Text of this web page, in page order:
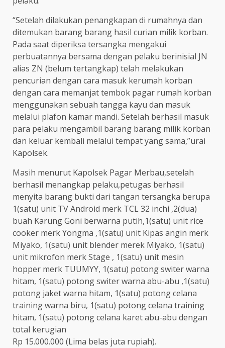
“Setelah dilakukan penangkapan di rumahnya dan
ditemukan barang barang hasil curian milik korban.
Pada saat diperiksa tersangka mengakui
perbuatannya bersama dengan pelaku berinisial JN
alias ZN (belum tertangkap) telah melakukan
pencurian dengan cara masuk kerumah korban
dengan cara memanjat tembok pagar rumah korban
menggunakan sebuah tangga kayu dan masuk
melalui plafon kamar mandi. Setelah berhasil masuk
para pelaku mengambil barang barang milik korban
dan keluar kembali melalui tempat yang sama,”urai
Kapolsek.
Masih menurut Kapolsek Pagar Merbau,setelah
berhasil menangkap pelaku,petugas berhasil
menyita barang bukti dari tangan tersangka berupa
1(satu) unit TV Android merk TCL 32 inchi ,2(dua)
buah Karung Goni berwarna putih,1(satu) unit rice
cooker merk Yongma ,1(satu) unit Kipas angin merk
Miyako, 1(satu) unit blender merek Miyako, 1(satu)
unit mikrofon merk Stage , 1(satu) unit mesin
hopper merk TUUMYY, 1(satu) potong switer warna
hitam, 1(satu) potong switer warna abu-abu ,1(satu)
potong jaket warna hitam, 1(satu) potong celana
training warna biru, 1(satu) potong celana training
hitam, 1(satu) potong celana karet abu-abu dengan
total kerugian
Rp 15.000.000 (Lima belas juta rupiah).